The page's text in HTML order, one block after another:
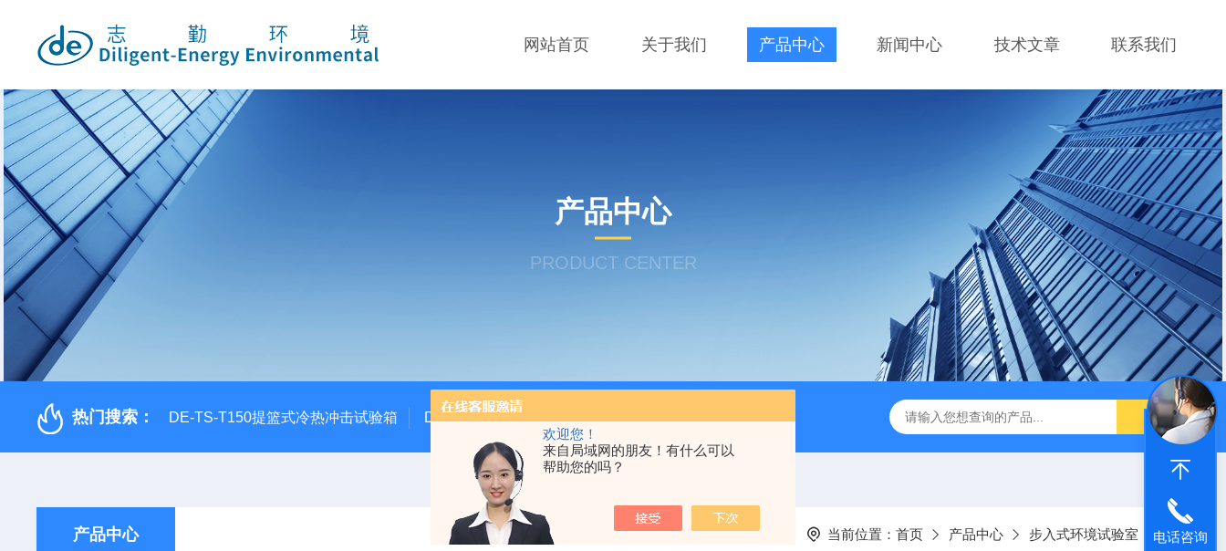
欢迎您！
来自局域网的朋友！有什么可以
帮助您的吗？
网站首页 关于我们 产品中心 新闻中心 技术文章 联系我们
产品中心
PRODUCT CENTER
热门搜索： DE-TS-T150提篮式冷热冲击试验箱 DE-ULTmin系列小型超低温试验箱 DE-RTC/RHLT快速温度变化（湿热）试验箱 DE-TS-S450三箱式冷热（温度）冲
产品中心 当前位置： 首页 产品中心 步入式环境试验室 电话咨询